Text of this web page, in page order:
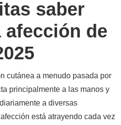
saber
afección de
cutánea a menudo pasada por
principalmente a las manos y
a diversas
está atrayendo cada vez